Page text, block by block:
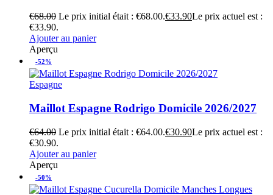
€68.00 Le prix initial était : €68.00.€33.90Le prix actuel est :
€33.90.
Ajouter au panier
Aperçu
-52%
Espagne
Maillot Espagne Rodrigo Domicile 2026/2027
€64.00 Le prix initial était : €64.00.€30.90Le prix actuel est :
€30.90.
Ajouter au panier
Aperçu
-50%